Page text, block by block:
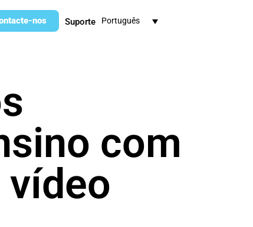
nos Suporte Português
com